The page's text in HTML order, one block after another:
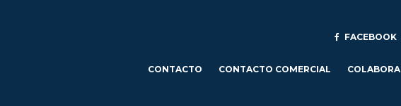
FACEBOOK
CONTACTO CONTACTO COMERCIAL COLABORA